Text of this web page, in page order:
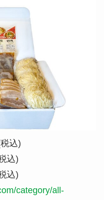
込)
込)
込)
category/all-